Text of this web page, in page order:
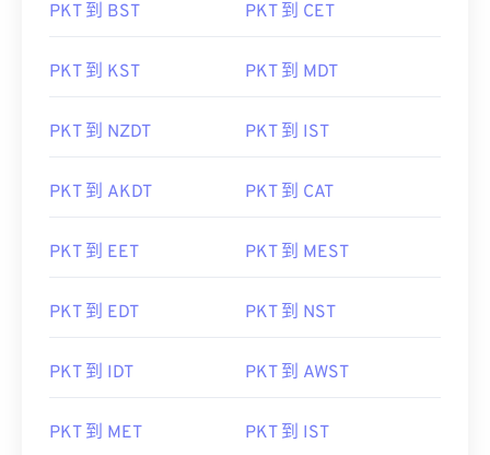
PKT 到 BST PKT 到 CET
PKT 到 KST PKT 到 MDT
PKT 到 NZDT PKT 到 IST
PKT 到 AKDT PKT 到 CAT
PKT 到 EET PKT 到 MEST
PKT 到 EDT PKT 到 NST
PKT 到 IDT PKT 到 AWST
PKT 到 MET PKT 到 IST